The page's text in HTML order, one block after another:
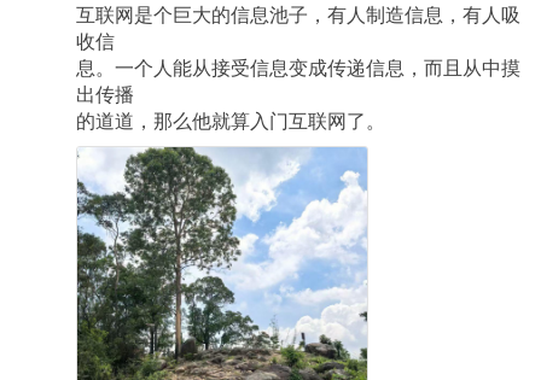
互联网是个巨大的信息池子，有人制造信息，有人吸
收信
息。一个人能从接受信息变成传递信息，而且从中摸
出传播
的道道，那么他就算入门互联网了。